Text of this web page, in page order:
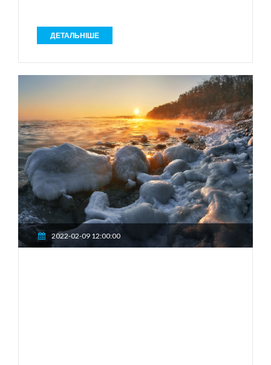
ДЕТАЛЬНІШЕ
2022-02-09 12:00:00